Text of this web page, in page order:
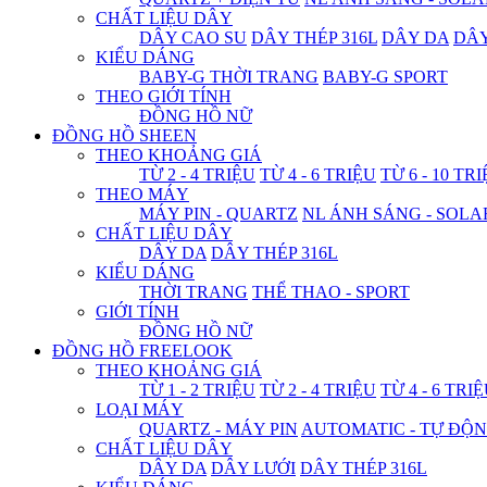
CHẤT LIỆU DÂY
DÂY CAO SU DÂY THÉP 316L DÂY DA
KIỂU DÁNG
BABY-G THỜI TRANG BABY-G SPORT
THEO GIỚI TÍNH
ĐỒNG HỒ NỮ
ĐỒNG HỒ SHEEN
THEO KHOẢNG GIÁ
TỪ 2 - 4 TRIỆU TỪ 4 - 6 TRIỆU TỪ 6 - 10
THEO MÁY
MÁY PIN - QUARTZ NL ÁNH SÁNG -
CHẤT LIỆU DÂY
DÂY DA DÂY THÉP 316L
KIỂU DÁNG
THỜI TRANG THỂ THAO - SPORT
GIỚI TÍNH
ĐỒNG HỒ NỮ
ĐỒNG HỒ FREELOOK
THEO KHOẢNG GIÁ
TỪ 1 - 2 TRIỆU TỪ 2 - 4 TRIỆU TỪ 4 - 6
LOẠI MÁY
QUARTZ - MÁY PIN AUTOMATIC - TỰ
CHẤT LIỆU DÂY
DÂY DA DÂY LƯỚI DÂY THÉP 316L